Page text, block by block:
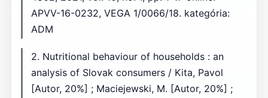
APVV-16-0232, VEGA 1/0066/18. kategória:
ADM
2. Nutritional behaviour of households : an
analysis of Slovak consumers / Kita, Pavol
[Autor, 20%] ; Maciejewski, M. [Autor, 20%] ;